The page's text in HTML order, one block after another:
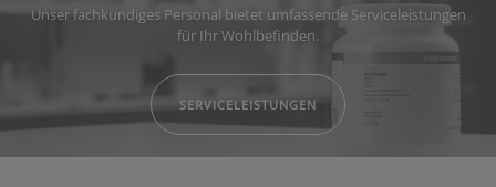
Unser fachkundiges Personal bietet umfassende Serviceleistungen
für Ihr Wohlbefinden.
SERVICELEISTUNGEN